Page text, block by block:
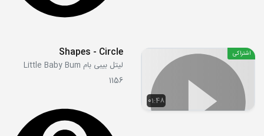
01:48
اشتراکی Shapes - Circle
لیتل بیبی بام Little Baby Bum
1156